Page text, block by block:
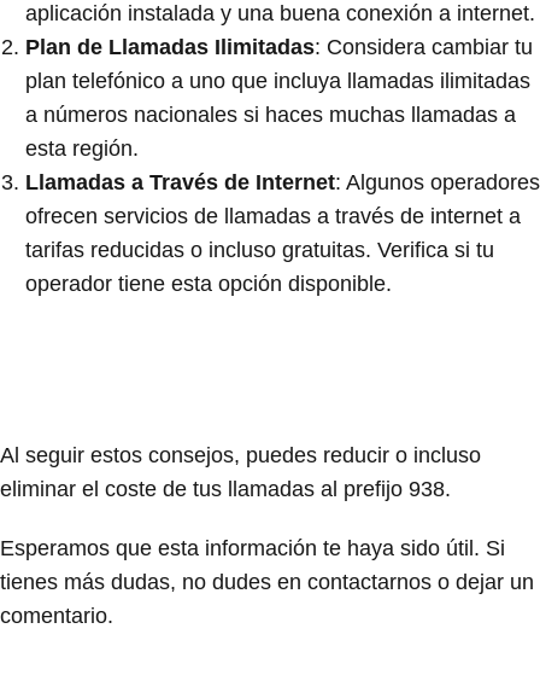
aplicación instalada y una buena conexión a internet.
Plan de Llamadas Ilimitadas: Considera cambiar tu
plan telefónico a uno que incluya llamadas ilimitadas
a números nacionales si haces muchas llamadas a
esta región.
Llamadas a Través de Internet: Algunos operadores
ofrecen servicios de llamadas a través de internet a
tarifas reducidas o incluso gratuitas. Verifica si tu
operador tiene esta opción disponible.
Al seguir estos consejos, puedes reducir o incluso
eliminar el coste de tus llamadas al prefijo 938.
Esperamos que esta información te haya sido útil. Si
tienes más dudas, no dudes en contactarnos o dejar un
comentario.